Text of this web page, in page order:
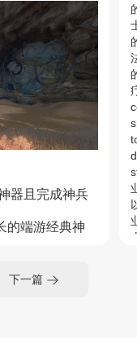
器且完成神兵
的端游经典神
下一篇